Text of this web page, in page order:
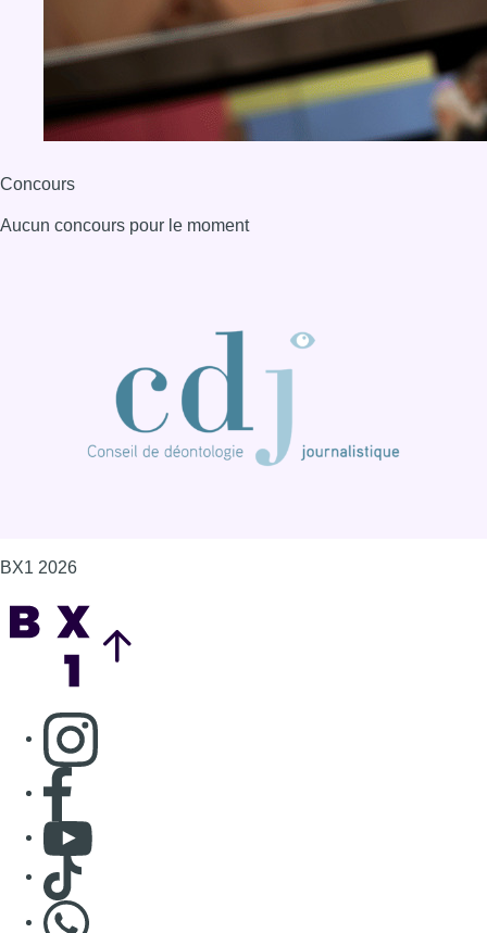
Concours
Aucun concours pour le moment
BX1 2026
Consulter page Instagram
Consulter page Facebook
Consulter Youtube
Consulter TikTok